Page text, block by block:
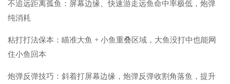
不追远距离孤鱼：屏幕边缘、快速游走远鱼命中率极低，炮弹
纯消耗
粘打打法保本：瞄准大鱼 + 小鱼重叠区域，大鱼没打中也能网
住小鱼回本
炮弹反弹技巧：斜着打屏幕边缘，炮弹反弹收割角落鱼，提升